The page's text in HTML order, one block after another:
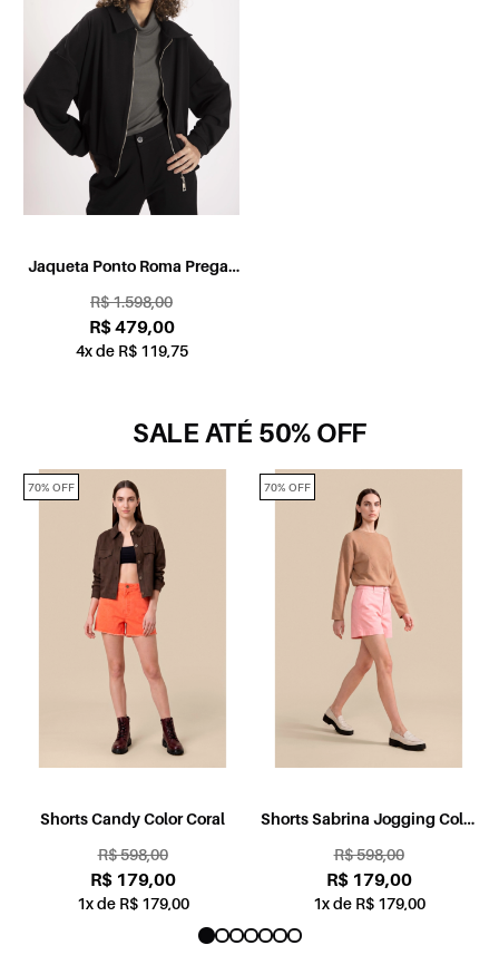
Jaqueta Ponto Roma Pregas
R$ 1.598,00
R$ 479,00
4x de R$ 119,75
SALE ATÉ 50% OFF
Shorts Candy Color Coral
R$ 598,00
R$ 179,00
1x de R$ 179,00
70% OFF
Shorts Sabrina Jogging Color
R$ 598,00
R$ 179,00
1x de R$ 179,00
70% OFF